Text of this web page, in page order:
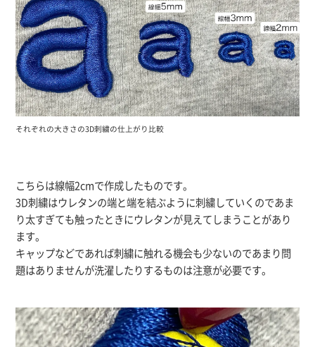
それぞれの大きさの3D刺繍の仕上がり比較
こちらは線幅2cmで作成したものです。
3D刺繍はウレタンの端と端を結ぶように刺繍していくのであま
り太すぎても触ったときにウレタンが見えてしまうことがあり
ます。
キャップなどであれば刺繍に触れる機会も少ないのであまり問
題はありませんが洗濯したりするものは注意が必要です。